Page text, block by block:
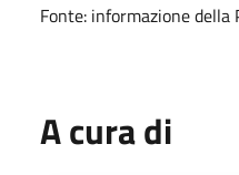
Fonte: informazione della
A cura di